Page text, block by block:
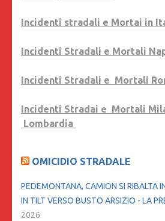
Incidenti stradali e Mortai in
Incidenti Stradali e Mortali
Incidenti Stradali e Mortali
Incidenti Stradai e Mortali
Lombardia
OMICIDIO STRADALE
PEDEMONTANA, CAMION SI RIBALTA
IN TILT VERSO BUSTO ARSIZIO - LA
2026